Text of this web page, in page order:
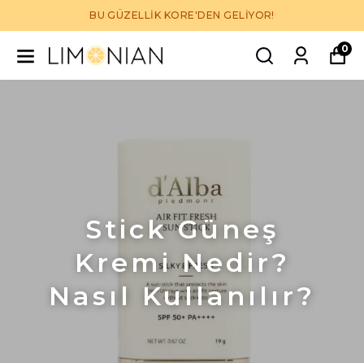
BU GÜZELLİK KORE'DEN GELİYOR!
0
Stick Güneş
Kremi Nedir?
Nasıl Kullanılır?